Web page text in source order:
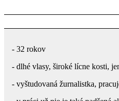
- 32 rokov
- dlhé vlasy, široké lícne kosti,
- vyštudovaná žurnalistka,